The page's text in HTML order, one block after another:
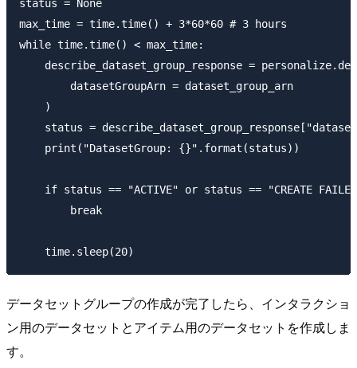
status = None
max_time = time.time() + 3*60*60 # 3 hours
while time.time() < max_time:
describe_dataset_group_response =
        datasetGroupArn = dataset_group_arn
    )
status =
    print("DatasetGroup: {}".format(status))
if status == "ACTIVE" or status == "CREATE
        break
データセットグループの作成が完了したら、インタラクショ
ン用のデータセットとアイテム用のデータセットを作成しま
す。